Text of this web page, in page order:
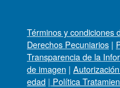
Términos y condiciones
Derechos Pecuniarios |
Transparencia de la
de imagen |
edad | Política